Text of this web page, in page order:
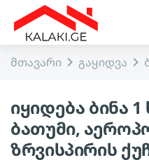
მთავარი გაყიდვა
იყიდება ბინა
ბათუმი,
ზრვისპირის